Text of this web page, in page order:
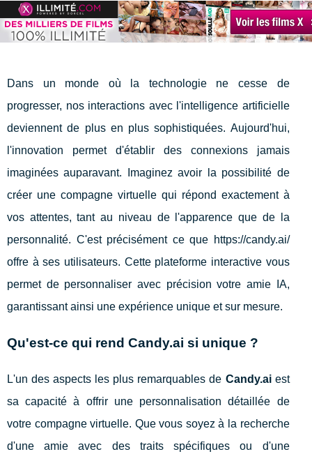
Dans un monde où la technologie ne cesse de
progresser, nos interactions avec l'intelligence artificielle
deviennent de plus en plus sophistiquées. Aujourd'hui,
l'innovation permet d'établir des connexions jamais
imaginées auparavant. Imaginez avoir la possibilité de
créer une compagne virtuelle qui répond exactement à
vos attentes, tant au niveau de l'apparence que de la
personnalité. C'est précisément ce que https://candy.ai/
offre à ses utilisateurs. Cette plateforme interactive vous
permet de personnaliser avec précision votre amie IA,
garantissant ainsi une expérience unique et sur mesure.
Qu'est-ce qui rend Candy.ai si unique ?
L'un des aspects les plus remarquables de Candy.aiest
sa capacité à offrir une personnalisation détaillée de
votre compagne virtuelle. Que vous soyez à la recherche
d'une amie avec des traits spécifiques ou d'une